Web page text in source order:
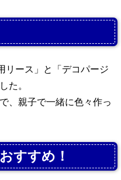
リース」と「デコパージ
た。
、親子で一緒に色々作っ
すすめ！